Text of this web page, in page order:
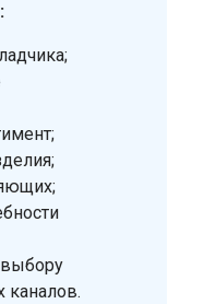
выбору
каналов.